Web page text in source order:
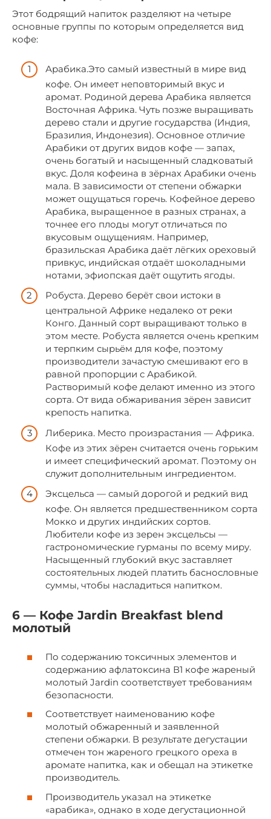
Этот бодрящий напиток разделяют на четыре
основные группы по которым определяется вид
кофе:
Арабика.Это самый известный в мире вид
кофе. Он имеет неповторимый вкус и
аромат. Родиной дерева Арабика является
Восточная Африка. Чуть позже выращивать
дерево стали и другие государства (Индия,
Бразилия, Индонезия). Основное отличие
Арабики от других видов кофе — запах,
очень богатый и насыщенный сладковатый
вкус. Доля кофеина в зёрнах Арабики очень
мала. В зависимости от степени обжарки
может ощущаться горечь. Кофейное дерево
Арабика, выращенное в разных странах, а
точнее его плоды могут отличаться по
вкусовым ощущениям. Например,
бразильская Арабика даёт лёгких ореховый
привкус, индийская отдаёт шоколадными
нотами, эфиопская даёт ощутить ягоды.
Робуста. Дерево берёт свои истоки в
центральной Африке недалеко от реки
Конго. Данный сорт выращивают только в
этом месте. Робуста является очень крепким
и терпким сырьём для кофе, поэтому
производители зачастую смешивают его в
равной пропорции с Арабикой.
Растворимый кофе делают именно из этого
сорта. От вида обжаривания зёрен зависит
крепость напитка.
Либерика. Место произрастания — Африка.
Кофе из этих зёрен считается очень горьким
и имеет специфический аромат. Поэтому он
служит дополнительным ингредиентом.
Эксцельса — самый дорогой и редкий вид
кофе. Он является предшественником сорта
Мокко и других индийских сортов.
Любители кофе из зерен эксцельсы —
гастрономические гурманы по всему миру.
Насыщенный глубокий вкус заставляет
состоятельных людей платить баснословные
суммы, чтобы насладиться напитком.
6 — Кофе Jardin Breakfast blend
молотый
По содержанию токсичных элементов и
содержанию афлатоксина В1 кофе жареный
молотый Jardin соответствует требованиям
безопасности.
Соответствует наименованию кофе
молотый обжаренный и заявленной
степени обжарки. В результате дегустации
отмечен тон жареного грецкого ореха в
аромате напитка, как и обещал на этикетке
производитель.
Производитель указал на этикетке
«арабика», однако в ходе дегустационной